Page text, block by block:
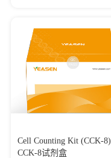
Cell Counting Kit (CCK-8)
CCK-8试剂盒